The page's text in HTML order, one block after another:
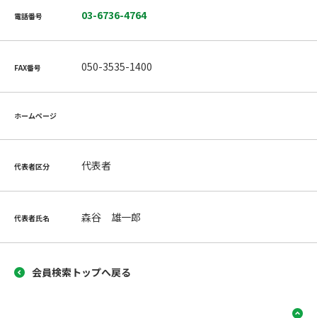
電話番号 03-6736-4764
FAX番号 050-3535-1400
ホームページ
代表者区分 代表者
代表者氏名 森谷 雄一郎
会員検索トップへ戻る